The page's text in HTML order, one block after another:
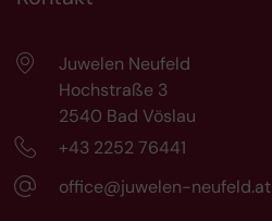
Juwelen Neufeld
Hochstraße 3
2540 Bad Vöslau
+43 2252 76441
office@juwelen-neufeld.at